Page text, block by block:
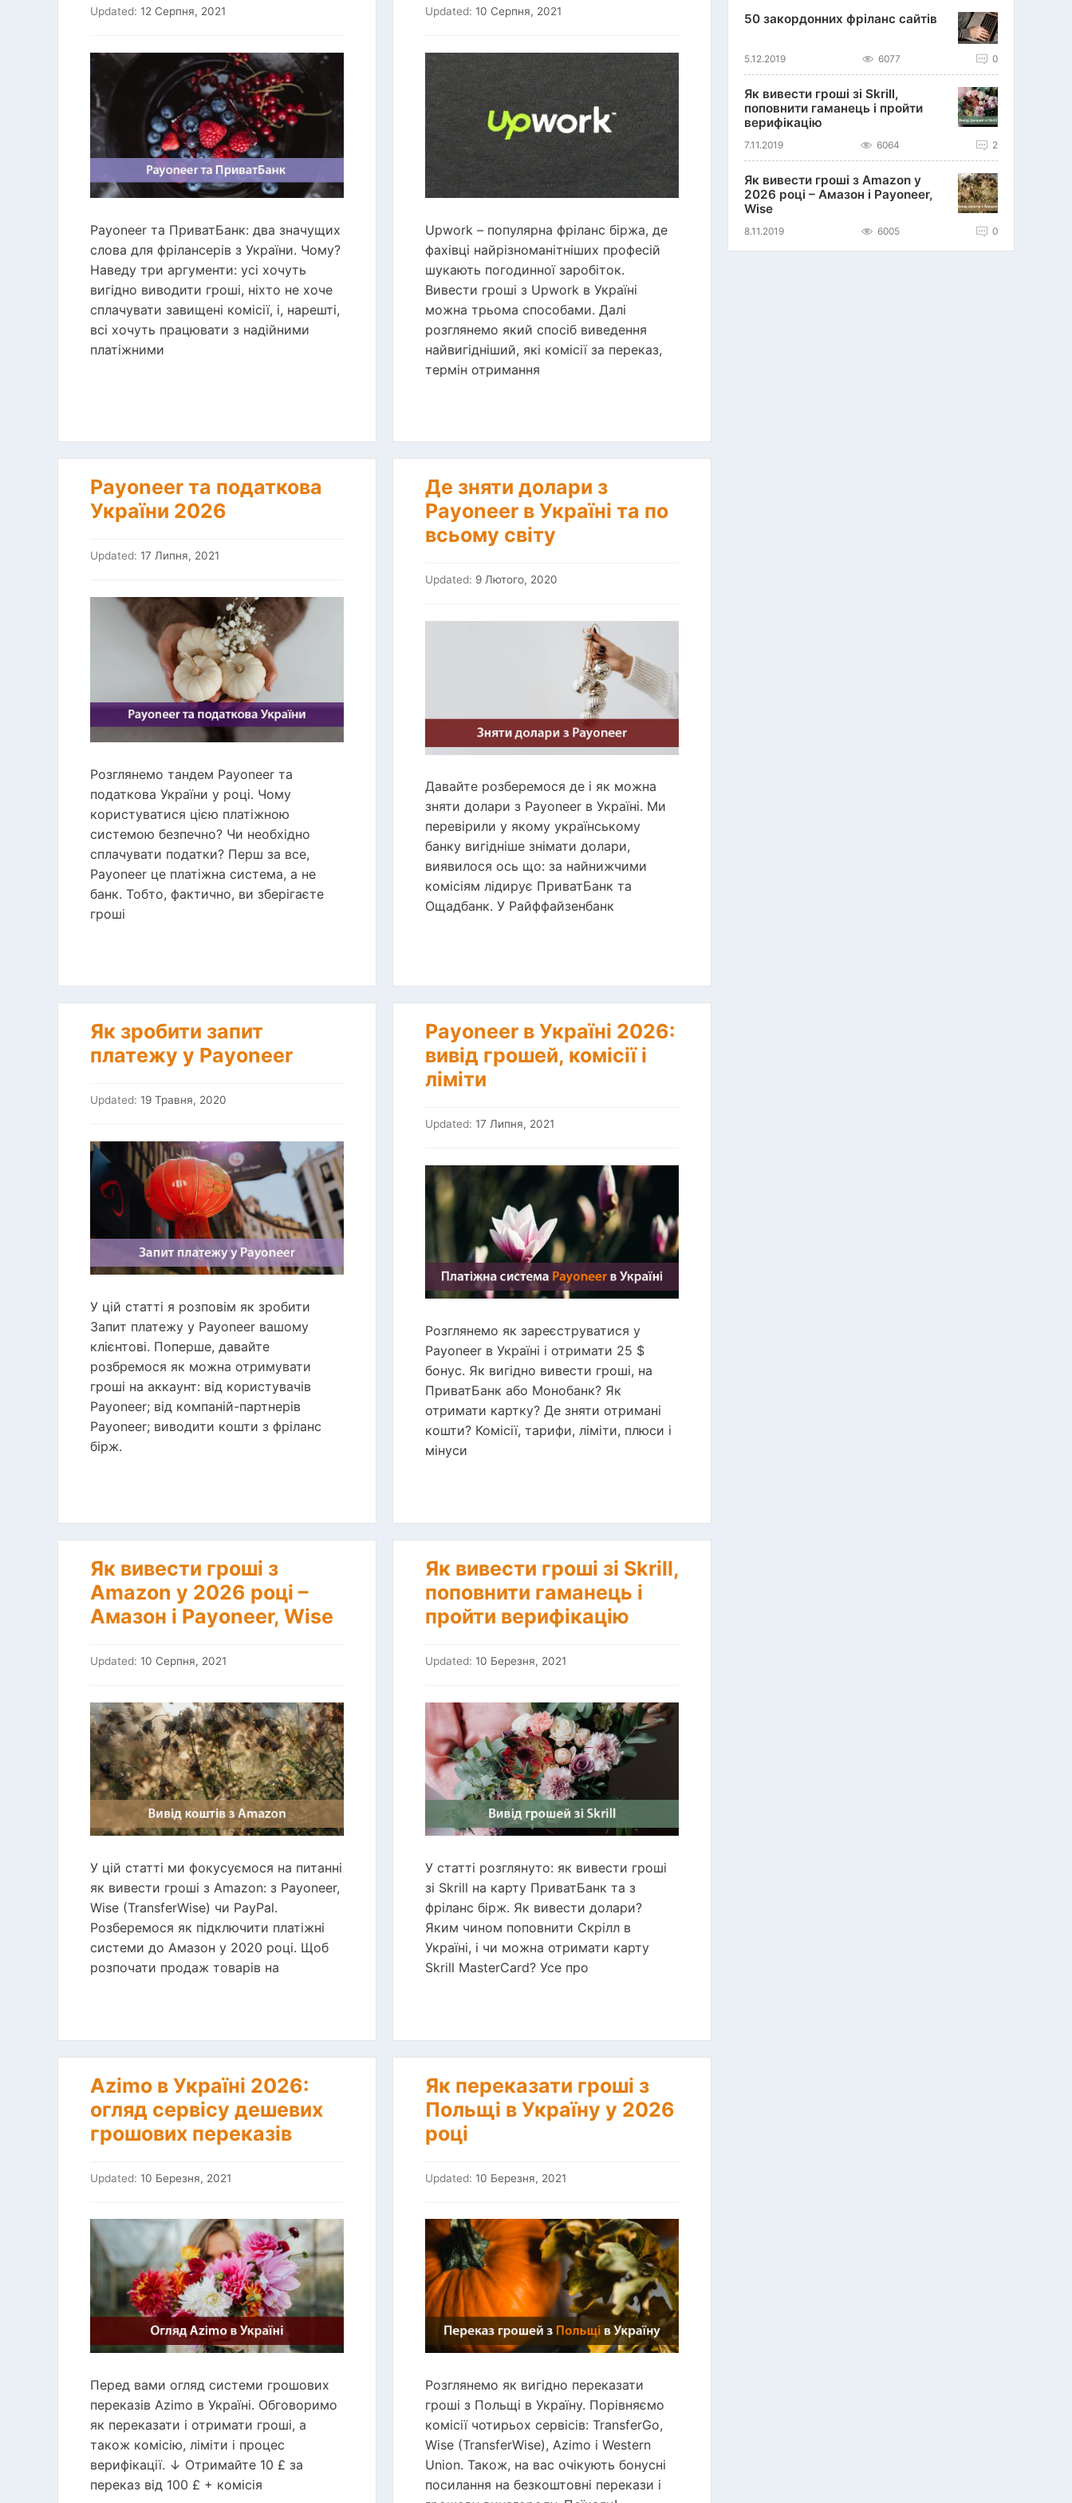
Updated: 12 Серпня, 2021
Payoneer та ПриватБанк: два значущих
слова для фрілансерів з України. Чому?
Наведу три аргументи: усі хочуть
вигідно виводити гроші, ніхто не хоче
сплачувати завищені комісії, і, нарешті,
всі хочуть працювати з надійними
платіжними
Updated: 10 Серпня, 2021
Upwork – популярна фріланс біржа, де
фахівці найрізноманітніших професій
шукають погодинної заробіток.
Вивести гроші з Upwork в Україні
можна трьома способами. Далі
розглянемо який спосіб виведення
найвигідніший, які комісії за переказ,
термін отримання
Payoneer та податкова
України 2026
Updated: 17 Липня, 2021
Розглянемо тандем Payoneer та
податкова України у році. Чому
користуватися цією платіжною
системою безпечно? Чи необхідно
сплачувати податки? Перш за все,
Payoneer це платіжна система, а не
банк. Тобто, фактично, ви зберігаєте
гроші
Де зняти долари з
Payoneer в Україні та по
всьому світу
Updated: 9 Лютого, 2020
Давайте розберемося де і як можна
зняти долари з Payoneer в Україні. Ми
перевірили у якому українському
банку вигідніше знімати долари,
виявилося ось що: за найнижчими
комісіям лідирує ПриватБанк та
Ощадбанк. У Райффайзенбанк
Як зробити запит
платежу у Payoneer
Updated: 19 Травня, 2020
У цій статті я розповім як зробити
Запит платежу у Payoneer вашому
клієнтові. Поперше, давайте
розбремося як можна отримувати
гроші на аккаунт: від користувачів
Payoneer; від компаній-партнерів
Payoneer; виводити кошти з фріланс
бірж.
Payoneer в Україні 2026:
вивід грошей, комісії і
ліміти
Updated: 17 Липня, 2021
Розглянемо як зареєструватися у
Payoneer в Україні і отримати 25 $
бонус. Як вигідно вивести гроші, на
ПриватБанк або Монобанк? Як
отримати картку? Де зняти отримані
кошти? Комісії, тарифи, ліміти, плюси і
мінуси
Як вивести гроші з
Amazon у 2026 році –
Амазон і Payoneer, Wise
Updated: 10 Серпня, 2021
У цій статті ми фокусуємося на питанні
як вивести гроші з Amazon: з Payoneer,
Wise (TransferWise) чи PayPal.
Розберемося як підключити платіжні
системи до Амазон у 2020 році. Щоб
розпочати продаж товарів на
Як вивести гроші зі Skrill,
поповнити гаманець і
пройти верифікацію
Updated: 10 Березня, 2021
У статті розглянуто: як вивести гроші
зі Skrill на карту ПриватБанк та з
фріланс бірж. Як вивести долари?
Яким чином поповнити Скрілл в
Україні, і чи можна отримати карту
Skrill MasterCard? Усе про
Azimo в Україні 2026:
огляд сервісу дешевих
грошових переказів
Updated: 10 Березня, 2021
Перед вами огляд системи грошових
переказів Azimo в Україні. Обговоримо
як переказати і отримати гроші, а
також комісію, ліміти і процес
верифікації. ↓ Отримайте 10 £ за
переказ від 100 £ + комісія
Як переказати гроші з
Польщі в Україну у 2026
році
Updated: 10 Березня, 2021
Розглянемо як вигідно переказати
гроші з Польщі в Україну. Порівняємо
комісії чотирьох сервісів: TransferGo,
Wise (TransferWise), Azimo і Western
Union. Також, на вас очікують бонусні
посилання на безкоштовні перекази і
50 закордонних фріланс сайтів
5.12.2019 6077 0
Як вивести гроші зі Skrill,
поповнити гаманець і пройти
верифікацію
7.11.2019 6064 2
Як вивести гроші з Amazon у
2026 році – Амазон і Payoneer,
Wise
8.11.2019 6005 0